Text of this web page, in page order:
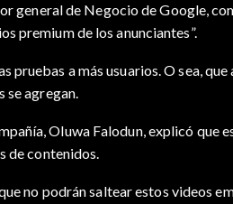
general de Negocio de Google,
premium de los anunciantes”.
pruebas a más usuarios. O sea,
se agregan.
Oluwa Falodun, explicó
de contenidos.
no podrán saltear estos videos